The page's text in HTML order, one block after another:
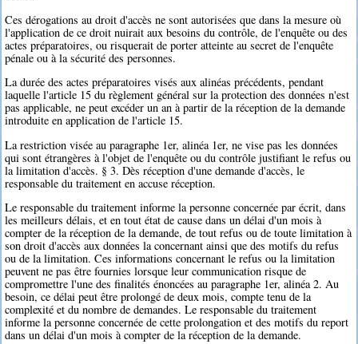
Ces dérogations au droit d'accès ne sont autorisées que dans la mesure où
l'application de ce droit nuirait aux besoins du contrôle, de l'enquête ou des
actes préparatoires, ou risquerait de porter atteinte au secret de l'enquête
pénale ou à la sécurité des personnes.
La durée des actes préparatoires visés aux alinéas précédents, pendant
laquelle l'article 15 du règlement général sur la protection des données n'est
pas applicable, ne peut excéder un an à partir de la réception de la demande
introduite en application de l'article 15.
La restriction visée au paragraphe 1er, alinéa 1er, ne vise pas les données
qui sont étrangères à l'objet de l'enquête ou du contrôle justifiant le refus ou
la limitation d'accès. § 3. Dès réception d'une demande d'accès, le
responsable du traitement en accuse réception.
Le responsable du traitement informe la personne concernée par écrit, dans
les meilleurs délais, et en tout état de cause dans un délai d'un mois à
compter de la réception de la demande, de tout refus ou de toute limitation à
son droit d'accès aux données la concernant ainsi que des motifs du refus
ou de la limitation. Ces informations concernant le refus ou la limitation
peuvent ne pas être fournies lorsque leur communication risque de
compromettre l'une des finalités énoncées au paragraphe 1er, alinéa 2. Au
besoin, ce délai peut être prolongé de deux mois, compte tenu de la
complexité et du nombre de demandes. Le responsable du traitement
informe la personne concernée de cette prolongation et des motifs du report
dans un délai d'un mois à compter de la réception de la demande.